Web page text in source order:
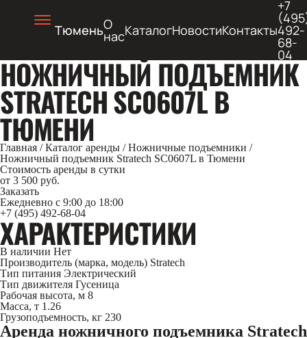
ТюменьО
насКаталогНовостиКонтакты
+7
492-
68-
04
НОЖНИЧНЫЙ ПОДЪЕМНИК
STRATECH SC0607L В
ТЮМЕНИ
Главная / Каталог аренды / Ножничные подъемники /
Ножничный подъемник Stratech SC0607L в Тюмени
Стоимость аренды в сутки
от 3 500 руб.
Заказать
Ежедневно с 9:00 до 18:00
+7 (495) 492-68-04
ХАРАКТЕРИСТИКИ
В наличии Нет
Производитель (марка, модель) Stratech
Тип питания Электрический
Тип движителя Гусеница
Рабочая высота, м 8
Масса, т 1.26
Грузоподъемность, кг 230
Аренда ножничного подъемника Stratech